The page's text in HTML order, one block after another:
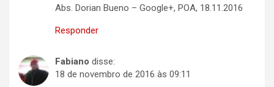
Abs. Dorian Bueno – Google+, POA, 18.11.2016
Responder
Fabiano disse:
18 de novembro de 2016 às 09:11